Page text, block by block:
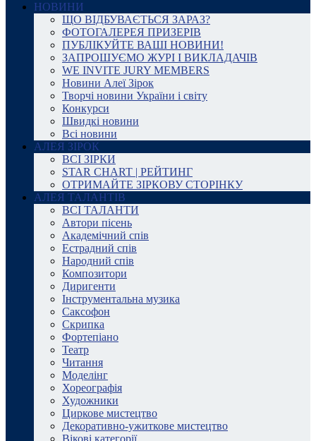
НОВИНИ
ЩО ВІДБУВАЄТЬСЯ ЗАРАЗ?
ФОТОГАЛЕРЕЯ ПРИЗЕРІВ
ПУБЛІКУЙТЕ ВАШІ НОВИНИ!
ЗАПРОШУЄМО ЖУРІ І ВИКЛАДАЧІВ
WE INVITE JURY MEMBERS
Новини Алеї Зірок
Творчі новини України і світу
Конкурси
Швидкі новини
Всі новини
АЛЕЯ ЗІРОК
ВСІ ЗІРКИ
STAR CHART | РЕЙТИНГ
ОТРИМАЙТЕ ЗІРКОВУ СТОРІНКУ
АЛЕЯ ТАЛАНТІВ
ВСІ ТАЛАНТИ
Автори пісень
Академічний спів
Естрадний спів
Народний спів
Композитори
Диригенти
Інструментальна музика
Саксофон
Скрипка
Фортепіано
Театр
Читання
Моделінг
Хореографія
Художники
Циркове мистецтво
Декоративно-ужиткове мистецтво
Вікові категорії